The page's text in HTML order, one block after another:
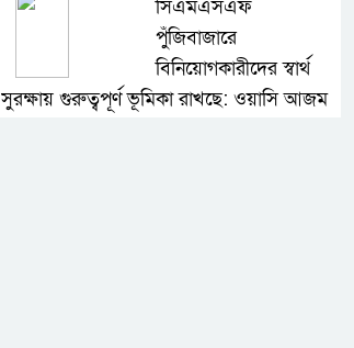
সিএমএসএফ
পুঁজিবাজারে
বিনিয়োগকারীদের স্বার্থ
সুরক্ষায় গুরুত্বপূর্ণ ভূমিকা রাখছে: ওয়াসি আজম